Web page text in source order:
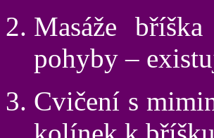
Masáže
pohyby –
Cvičení s